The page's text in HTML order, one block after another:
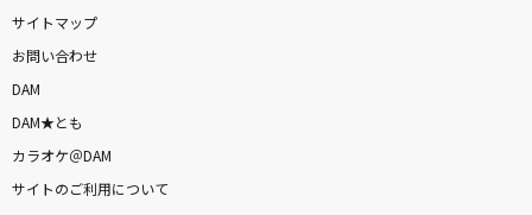
サイトマップ
お問い合わせ
DAM
DAM★とも
カラオケ＠DAM
サイトのご利用について